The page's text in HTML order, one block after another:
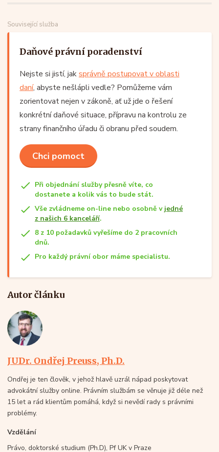
Související služba
Daňové právní poradenství
Nejste si jistí, jaksprávně postupovat v oblasti
daní, abyste nešlápli vedle? Pomůžeme vám
zorientovat nejen v zákoně, ať už jde o řešení
konkrétní daňové situace, přípravu na kontrolu ze
strany finančního úřadu či obranu před soudem.
Chci pomoct
Při objednání služby přesně víte, co
dostanete a kolik vás to bude stát.
Vše zvládneme on-line nebo osobně v jedné
z našich 6 kanceláří.
8 z 10 požadavků vyřešíme do 2 pracovních
dnů.
Pro každý právní obor máme specialistu.
Autor článku
JUDr. Ondřej Preuss, Ph.D.
Ondřej je ten člověk, v jehož hlavě uzrál nápad poskytovat
advokátní služby online. Právním službám se věnuje již déle než
15 let a rád klientům pomáhá, když si nevědí rady s právními
problémy.
Vzdělání
Právo, doktorské studium (Ph.D), Pf UK v Praze